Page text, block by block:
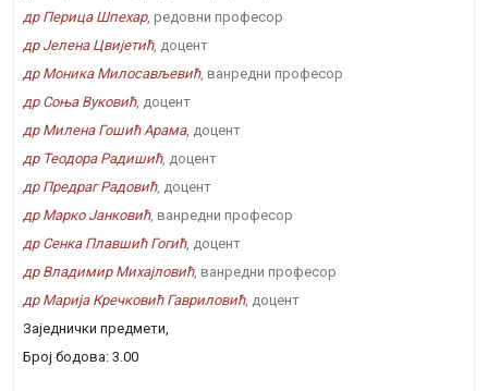
др Перица Шпехар, редовни професор
др Јелена Цвијетић, доцент
др Моника Милосављевић, ванредни професор
др Соња Вуковић, доцент
др Милена Гошић Арама, доцент
др Теодора Радишић, доцент
др Предраг Радовић, доцент
др Марко Јанковић, ванредни професор
др Сенка Плавшић Гогић, доцент
др Владимир Михајловић, ванредни професор
др Марија Кречковић Гавриловић, доцент
Заједнички предмети,
Број бодова: 3.00